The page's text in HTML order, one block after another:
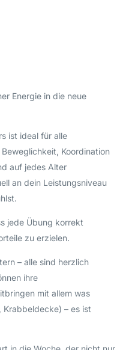
Energie in die neue
ist ideal für alle
Koordination
auf jedes Alter
an dein Leistungsniveau
jede Übung korrekt
zu erzielen.
– alle sind herzlich
ihre
mit allem was
– es ist